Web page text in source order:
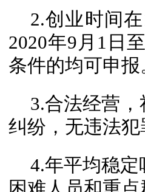
2.创业时间
2020年9月1日
条件的均可申报
3.合法经营
纠纷，无违法犯
4.年平均稳